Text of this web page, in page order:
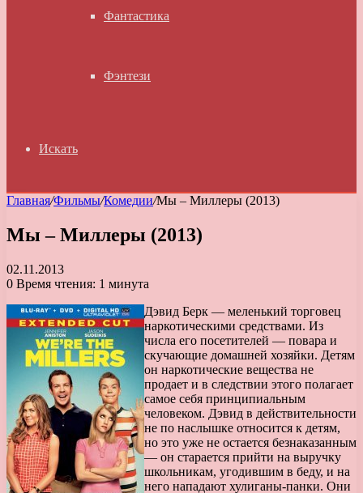
Фантастика
Фэнтези
Искать
Главная/Фильмы/Комедии/Мы – Миллеры (2013)
Мы – Миллеры (2013)
02.11.2013
0 Время чтения: 1 минута
Дэвид Берк — меленький торговец
наркотическими средствами. Из
числа его посетителей — повара и
скучающие домашней хозяйки. Детям
он наркотические вещества не
продает и в следствии этого полагает
самое себя принципиальным
человеком. Дэвид в действительности
не по наслышке относится к детям,
но это уже не остается безнаказанным
— он старается прийти на выручку
школьникам, угодившим в беду, и на
него нападают хулиганы-панки. Они